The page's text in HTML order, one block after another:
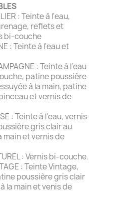
: Teinte à l'eau,
reflets et
bi-couche
: Teinte à l'eau et
: Teinte à l'eau
patine poussière
à la main, patine
et vernis de
: Teinte à l'eau, vernis
gris clair au
main et vernis de
: Vernis bi-couche.
: Teinte Vintage,
poussière gris clair
la main et venis de